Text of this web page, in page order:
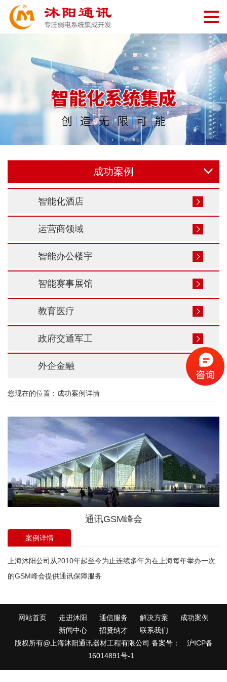
切
导
航
成功案例
智能化酒店
运营商领域
智能办公楼宇
智能赛事展馆
教育医疗
政府交通军工
外企金融
您现在的位置： 成功案例详情
通讯GSM峰会
案例详情
上海沐阳公司从2010年起至今为止连续多年为在上海每年举办一次
的GSM峰会提供通讯保障服务
网站首页 走进沐阳 通信服务 解决方案
成功案例
新闻中心
招贤纳才
联系我们
版权所有@上海沐阳通讯器材工程有限公司 备案号：
沪ICP备
16014891号-1